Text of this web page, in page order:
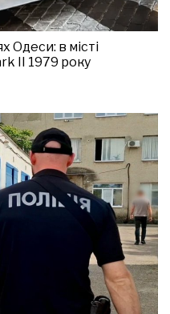
Одеси: в місті
II 1979 року